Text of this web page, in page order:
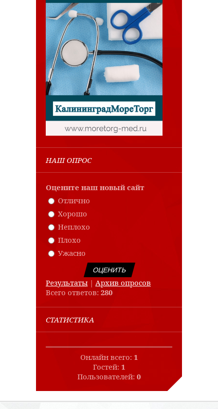
НАШ ОПРОС
Оцените наш новый сайт
Отлично
Хорошо
Неплохо
Плохо
Ужасно
Результаты | Архив опросов
Всего ответов: 280
СТАТИСТИКА
Онлайн всего: 1
Гостей: 1
Пользователей: 0